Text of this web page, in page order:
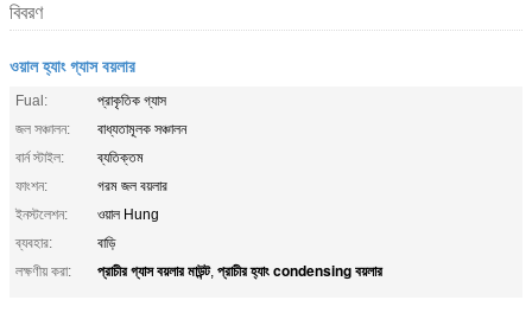
বিবরণ
ওয়াল হ্যাং গ্যাস বয়লার
Fual:
প্রাকৃতিক গ্যাস
জল সঞ্চালন:
বাধ্যতামূলক সঞ্চালন
বার্ন স্টাইল:
ব্যতিক্তম
ফাংশন:
গরম জল বয়লার
ইনস্টলেশন:
ওয়াল Hung
ব্যবহার:
বাড়ি
লক্ষণীয় করা:
প্রাচীর গ্যাস বয়লার মাউন্ট, প্রাচীর হ্যাং condensing বয়লার